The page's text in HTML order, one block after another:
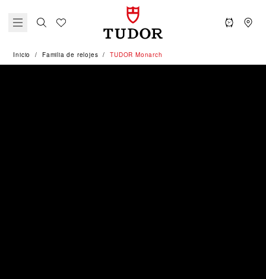
Inicio Familia de relojes TUDOR Monarch